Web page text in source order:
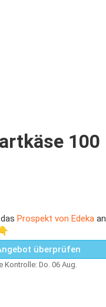
100
Prospekt von Edeka an
überprüfen
Kontrolle: Do. 06 Aug.